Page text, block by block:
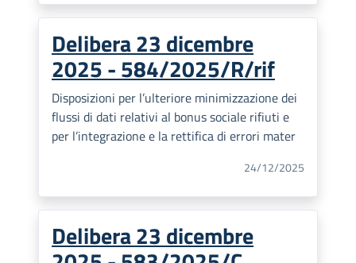
Delibera 23 dicembre
2025 - 584/2025/R/rif
Disposizioni per l’ulteriore minimizzazione dei
flussi di dati relativi al bonus sociale rifiuti e
per l’integrazione e la rettifica di errori mater
24/12/2025
Delibera 23 dicembre